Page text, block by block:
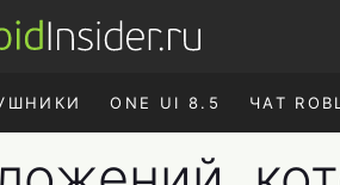
ONE UI 8.5 ЧАТ